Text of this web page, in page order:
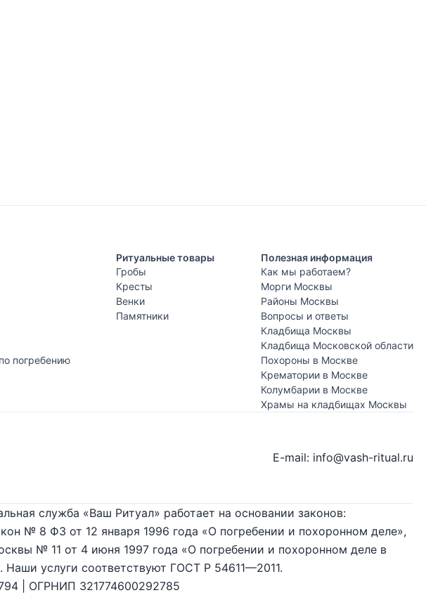
погребению
Ритуальные товары
Гробы
Кресты
Венки
Памятники
Полезная информация
Как мы работаем?
Морги Москвы
Районы Москвы
Вопросы и ответы
Кладбища Москвы
Кладбища Московской области
Похороны в Москве
Крематории в Москве
Колумбарии в Москве
Храмы на кладбищах Москвы
E-mail: info@vash-ritual.ru
служба «Ваш Ритуал» работает на основании законов:
№ 8 ФЗ от 12 января 1996 года «О погребении и похоронном деле»,
№ 11 от 4 июня 1997 года «О погребении и похоронном деле в
Наши услуги соответствуют ГОСТ Р 54611—2011.
| ОГРНИП 321774600292785